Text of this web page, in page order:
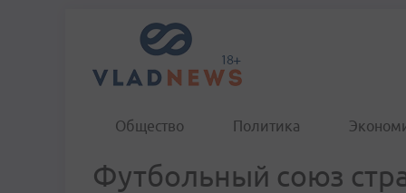
Общество Политика
Футбольный союз